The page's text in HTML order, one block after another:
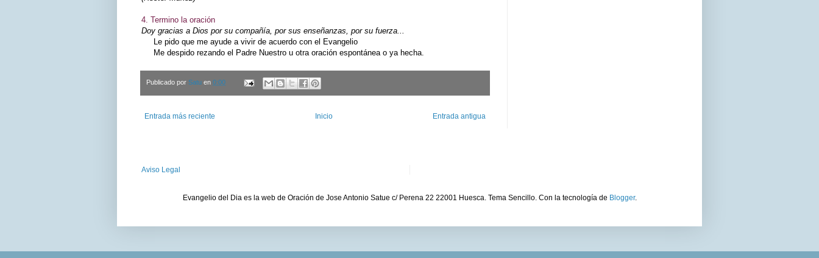
4. Termino la oración
Doy gracias a Dios por su compañía, por sus enseñanzas, por su fuerza...
Le pido que me ayude a vivir de acuerdo con el Evangelio
Me despido rezando el Padre Nuestro u otra oración espontánea o ya hecha.
Publicado por Satu en 0:00
Entrada más reciente Entrada antigua
Inicio
Aviso Legal
Evangelio del Dia es la web de Oración de Jose Antonio Satue c/ Perena 22 22001 Huesca. Tema Sencillo. Con la tecnología de Blogger.